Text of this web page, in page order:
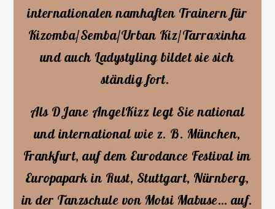
internationalen namhaften Trainern für
Kizomba/Semba/Urban Kiz/Tarraxinha
und auch Ladystyling bildet sie sich
ständig fort.
Als DJane AngelKizz legt Sie national
und international wie z. B. München,
Frankfurt, auf dem Eurodance Festival im
Europapark in Rust, Stuttgart, Nürnberg,
in der Tanzschule von Motsi Mabuse… auf.